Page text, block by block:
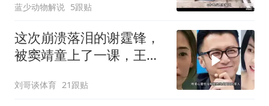
蓝少动物解说 5跟贴
这次崩溃落泪的谢霆锋，
被窦靖童上了一课，王菲
刘哥谈体育 21跟贴